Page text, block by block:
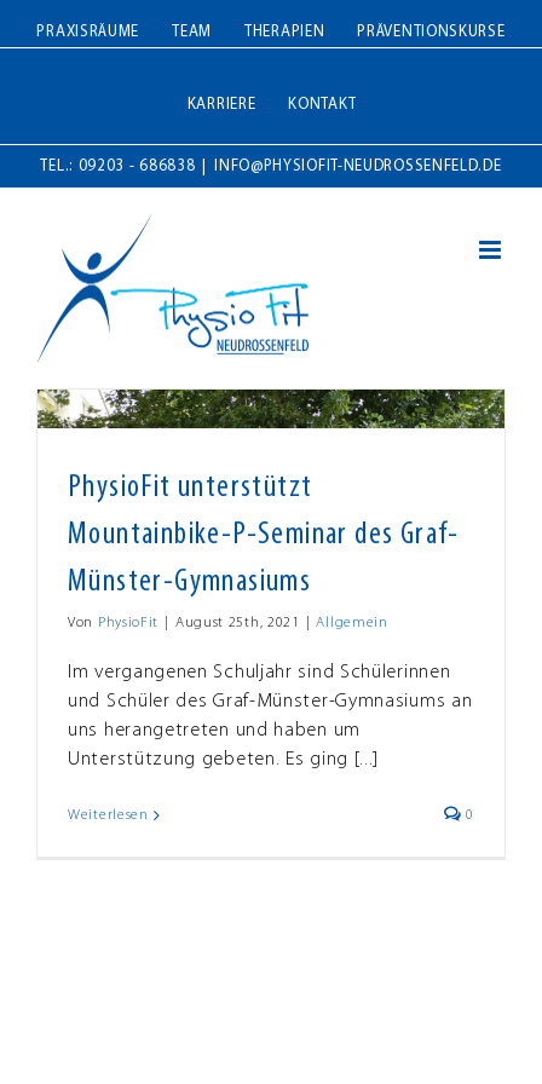
Inhalt
PRAXISRÄUME TEAM THERAPIEN PRÄVENTIONSKURSE
KARRIERE KONTAKT
TEL.: 09203 - 686838 INFO@PHYSIOFIT-NEUDROSSENFELD.DE
PhysioFit unterstützt
Mountainbike-P-Seminar des Graf-
Münster-Gymnasiums
Von PhysioFit August 25th, 2021 Allgemein
Im vergangenen Schuljahr sind Schülerinnen
und Schüler des Graf-Münster-Gymnasiums an
uns herangetreten und haben um
Unterstützung gebeten. Es ging [...]
Weiterlesen 0